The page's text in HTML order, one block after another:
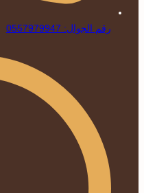
رقم الجوال: 0557979947